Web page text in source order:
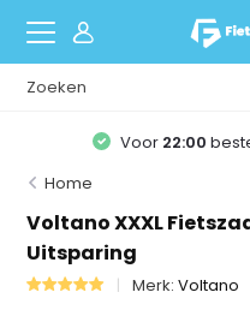
Voor 22:00
Home
Voltano XXXL
Uitsparing
Merk:Voltano